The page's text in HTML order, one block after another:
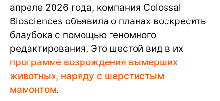
апреле 2026 года, компания Colossal
Biosciences объявила о планах воскресить
блаубока с помощью геномного
редактирования. Это шестой вид в их
программе возрождения вымерших
животных, наряду с шерстистым
мамонтом.